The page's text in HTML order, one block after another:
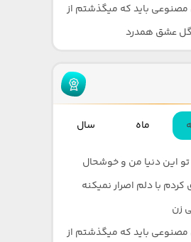
باید که میگذشتم از
عشق همدرد
ماه سال
این دنیا من و خوشحال
با دلم اصرار نمیکنه
زن
باید که میگذشتم از